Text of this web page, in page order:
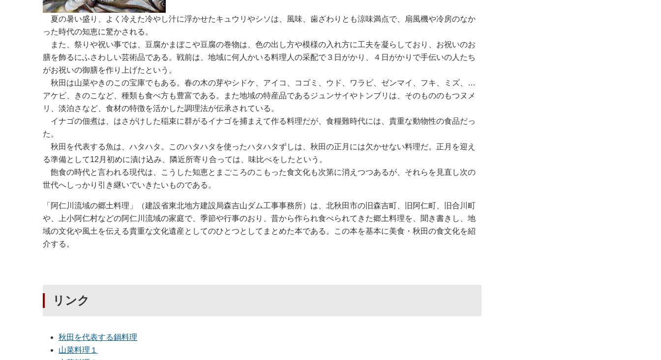
夏の暑い盛り、よく冷えた冷やし汁に浮かせたキュウリやシソは、風味、歯ざわりとも涼味満点で、扇風機や冷房のなか
った時代の知恵に驚かされる。
また、祭りや祝い事では、豆腐かまぼこや豆腐の巻物は、色の出し方や模様の入れ方に工夫を凝らしており、お祝いのお
膳を飾るにふさわしい芸術品である。戦前は、地域に何人かいる料理人の采配で３日がかり、４日がかりで手伝いの人たち
がお祝いの御膳を作り上げたという。
秋田は山菜やきのこの宝庫でもある。春の木の芽やシドケ、アイコ、コゴミ、ウド、ワラビ、ゼンマイ、フキ、ミズ、…
アケビ、きのこなど、種類も食べ方も豊富である。また地域の特産品であるジュンサイやトンブリは、そのもののもつヌメ
リ、淡泊さなど、食材の特徴を活かした調理法が伝承されている。
イナゴの佃煮は、はさがけした稲束に群がるイナゴを捕まえて作る料理だが、食糧難時代には、貴重な動物性の食品だっ
た。
秋田を代表する魚は、ハタハタ。このハタハタを使ったハタハタずしは、秋田の正月には欠かせない料理だ。正月を迎え
る準備として12月初めに漬け込み、隣近所寄り合っては、味比べをしたという。
飽食の時代と言われる現代は、こうした知恵とまごころのこもった食文化も次第に消えつつあるが、それらを見直し次の
世代へしっかり引き継いでいきたいものである。
「阿仁川流域の郷土料理」（建設省東北地方建設局森吉山ダム工事事務所）は、北秋田市の旧森吉町、旧阿仁町、旧合川町
や、上小阿仁村などの阿仁川流域の家庭で、季節や行事のおり、昔から作られ食べられてきた郷土料理を、聞き書きし、地
域の文化や風土を伝える貴重な文化遺産としてのひとつとしてまとめた本である。この本を基本に美食・秋田の食文化を紹
介する。
リンク
秋田を代表する鍋料理
山菜料理１